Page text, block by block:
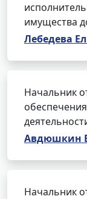
имущества
Лебедева
Начальник
Авдюшкин
Начальник